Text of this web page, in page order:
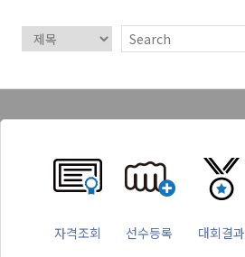
자격조회 선수등록 대회결과